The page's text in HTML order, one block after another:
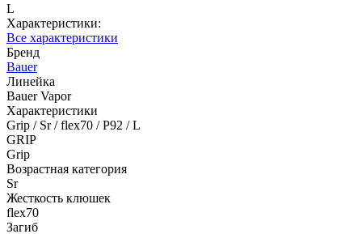
L
Характеристики:
Все характеристики
Бренд
Bauer
Линейка
Bauer Vapor
Характеристики
Grip / Sr / flex70 / P92 / L
GRIP
Grip
Возрастная категория
Sr
Жесткость клюшек
flex70
Загиб